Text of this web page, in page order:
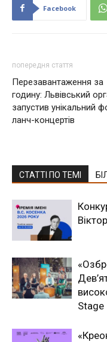
Facebook
попередня стаття
Перезавантаження за
годину: Львівський
запустив унікальний
ланч-концертів
СТАТТІ ПО ТЕМІ
Stage